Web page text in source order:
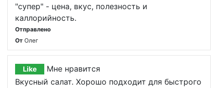
"супер" - цена, вкус, полезность и
каллорийность.
Отправлено
От Олег
Like
Мне нравится
Вкусный салат. Хорошо подходит для быстрого